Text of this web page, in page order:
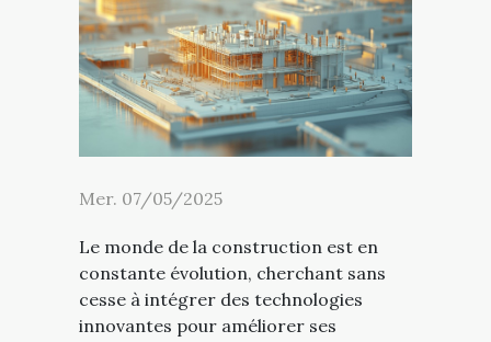
Mer. 07/05/2025
Le monde de la construction est en
constante évolution, cherchant sans
cesse à intégrer des technologies
innovantes pour améliorer ses